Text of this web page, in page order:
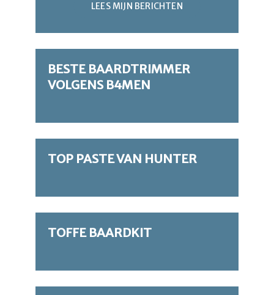
LEES MIJN BERICHTEN
BESTE BAARDTRIMMER
VOLGENS B4MEN
TOP PASTE VAN HUNTER
TOFFE BAARDKIT